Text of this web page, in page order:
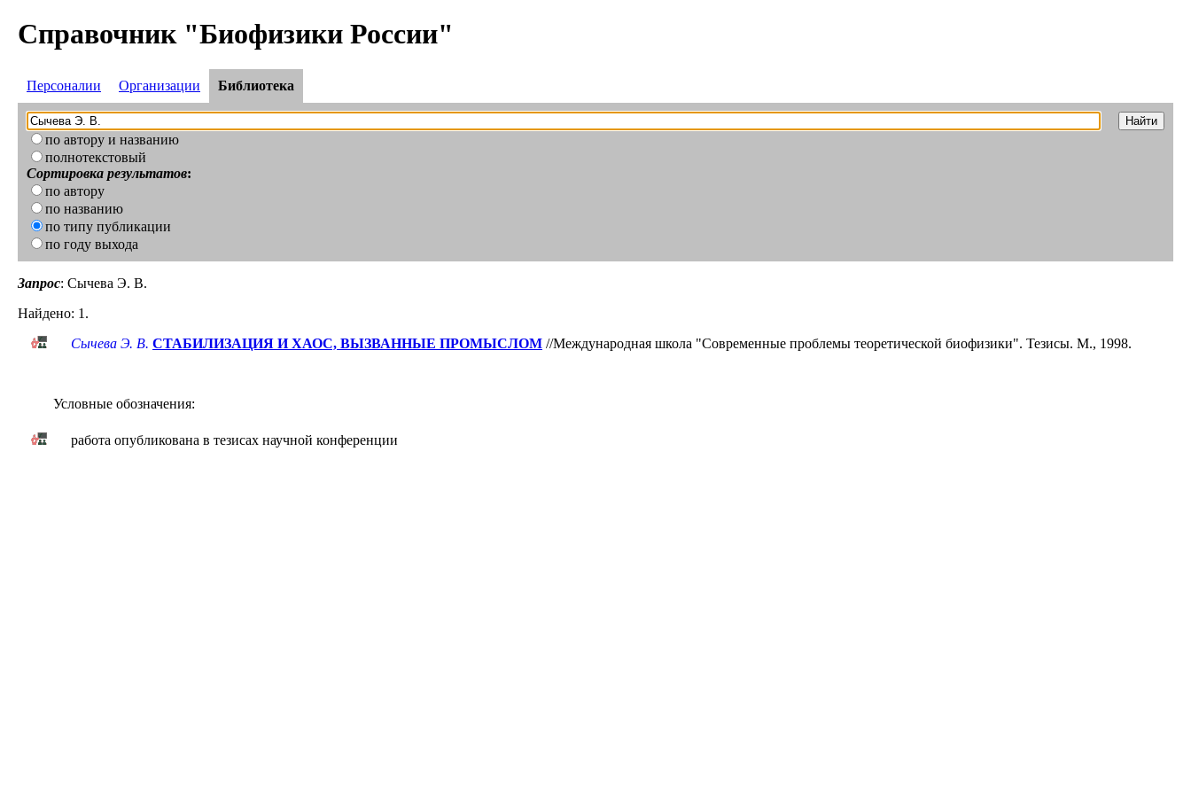
Справочник "Биофизики России"
Персоналии Организации Библиотека
по автору и названию
полнотекстовый
Сортировка результатов:
по автору
по названию
по типу публикации
по году выхода
Запрос: Сычева Э. В.
Найдено: 1.
Сычева Э. В. СТАБИЛИЗАЦИЯ И ХАОС, ВЫЗВАННЫЕ ПРОМЫСЛОМ //Международная школа "Современные проблемы теоретической биофизики". Тезисы. М., 1998.
Условные обозначения:
работа опубликована в тезисах научной конференции